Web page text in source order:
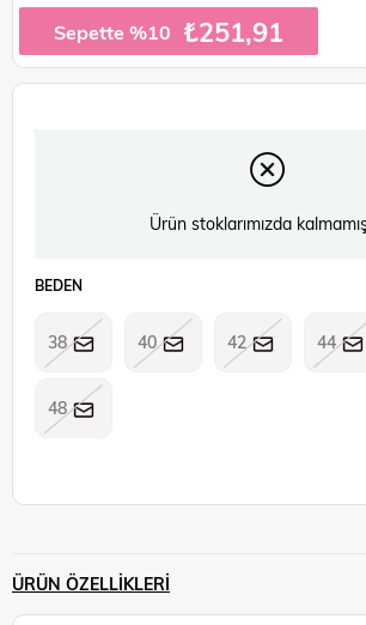
Sepette %10 ₺251,91
Ürün stoklarımızda
BEDEN
38 40 42 44
48
ÜRÜN ÖZELLIKLERI